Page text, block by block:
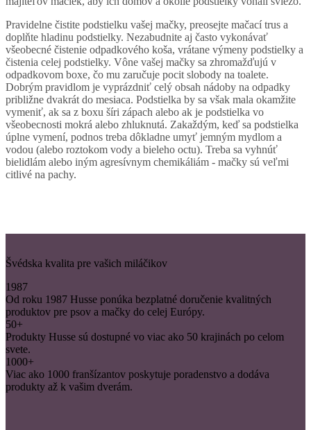
Pravidelne čistite podstielku vašej mačky, preosejte mačací trus a
doplňte hladinu podstielky. Nezabudnite aj často vykonávať
všeobecné čistenie odpadkového koša, vrátane výmeny podstielky a
čistenia celej podstielky. Vône vašej mačky sa zhromažďujú v
odpadkovom boxe, čo mu zaručuje pocit slobody na toalete.
Dobrým pravidlom je vyprázdniť celý obsah nádoby na odpadky
približne dvakrát do mesiaca. Podstielka by sa však mala okamžite
vymeniť, ak sa z boxu šíri zápach alebo ak je podstielka vo
všeobecnosti mokrá alebo zhluknutá. Zakaždým, keď sa podstielka
úplne vymení, podnos treba dôkladne umyť jemným mydlom a
vodou (alebo roztokom vody a bieleho octu). Treba sa vyhnúť
bielidlám alebo iným agresívnym chemikáliám - mačky sú veľmi
citlivé na pachy.
Švédska kvalita pre vašich miláčikov
1987
Od roku 1987 Husse ponúka bezplatné doručenie kvalitných
produktov pre psov a mačky do celej Európy.
50+
Produkty Husse sú dostupné vo viac ako 50 krajinách po celom
svete.
1000+
Viac ako 1000 franšízantov poskytuje poradenstvo a dodáva
produkty až k vašim dverám.